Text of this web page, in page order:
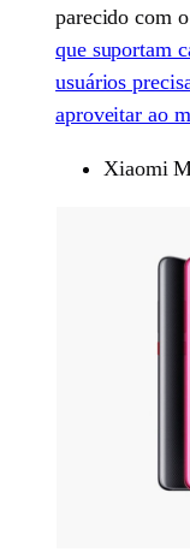
parecido com
que suportam
usuários
aproveitar ao
Xiaomi